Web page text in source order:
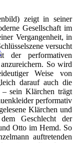
zeigt in seiner
Gesellschaft im
Vergangenheit, in
versucht
der performativen
So wird
Weise von
darauf auch die
sein Klärchen trägt
performativ
Klärchen und
Geschlecht der
Otto im Hemd. So
auftretenden